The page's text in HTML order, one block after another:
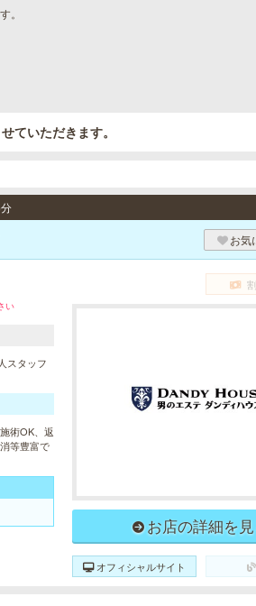
。
ていただきます。
お気
い
スタッフ
術OK、返
等豊富で
お店の詳細を
オフィシャルサイト